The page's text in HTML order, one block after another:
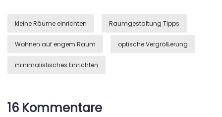
kleine Räume einrichten Raumgestaltung Tipps
Wohnen auf engem Raum optische Vergrößerung
minimalistisches Einrichten
16 Kommentare